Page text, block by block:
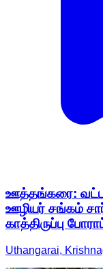
ஊத்தங்கரை:
ஊழியர் சங்கம்
காத்திருப்பு
Uthangarai,